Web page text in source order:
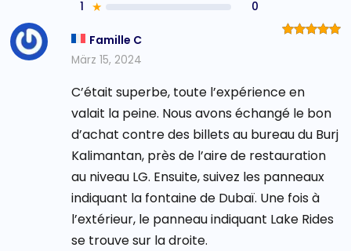
1 ★ 0
Famille C
März 15, 2024
C’était superbe, toute l’expérience en
valait la peine. Nous avons échangé le bon
d’achat contre des billets au bureau du Burj
Kalimantan, près de l’aire de restauration
au niveau LG. Ensuite, suivez les panneaux
indiquant la fontaine de Dubaï. Une fois à
l’extérieur, le panneau indiquant Lake Rides
se trouve sur la droite.